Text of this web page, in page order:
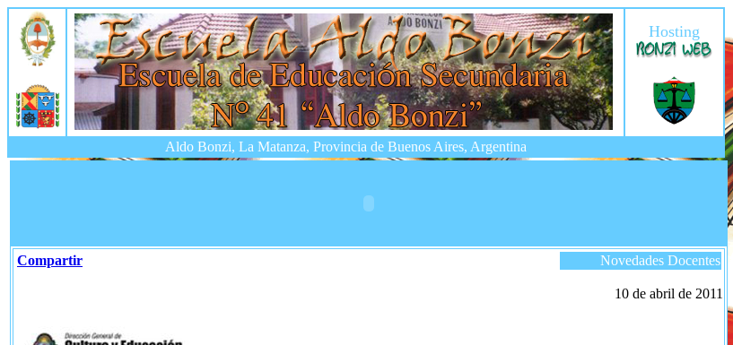
Hosting
Aldo Bonzi, La Matanza, Provincia de Buenos Aires, Argentina
Compartir Novedades Docentes
10 de abril de 2011